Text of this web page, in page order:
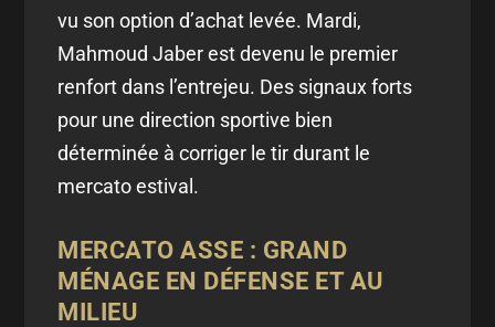
vu son option d’achat levée. Mardi,
Mahmoud Jaber est devenu le premier
renfort dans l’entrejeu. Des signaux forts
pour une direction sportive bien
déterminée à corriger le tir durant le
mercato estival.
MERCATO ASSE : GRAND
MÉNAGE EN DÉFENSE ET AU
MILIEU